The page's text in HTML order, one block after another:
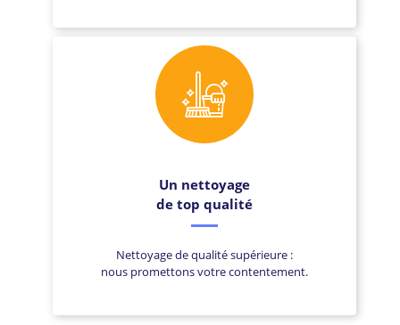
Un nettoyage
de top qualité
Nettoyage de qualité supérieure :
nous promettons votre contentement.